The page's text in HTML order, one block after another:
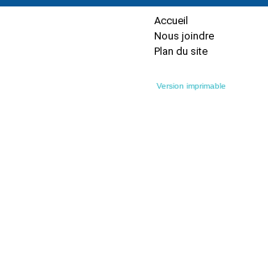
Accueil
Nous joindre
Plan du site
Version imprimable